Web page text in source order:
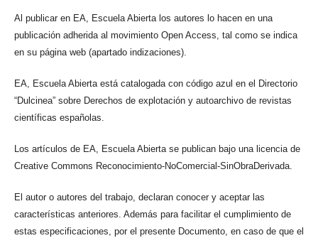
Al publicar en EA, Escuela Abierta los autores lo hacen en una
publicación adherida al movimiento Open Access, tal como se indica
en su página web (apartado indizaciones).
EA, Escuela Abierta está catalogada con código azul en el Directorio
“Dulcinea” sobre Derechos de explotación y autoarchivo de revistas
científicas españolas.
Los artículos de EA, Escuela Abierta se publican bajo una licencia de
Creative Commons Reconocimiento-NoComercial-SinObraDerivada.
El autor o autores del trabajo, declaran conocer y aceptar las
características anteriores. Además para facilitar el cumplimiento de
estas especificaciones, por el presente Documento, en caso de que el